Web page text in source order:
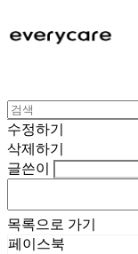
수정하기
삭제하기
글쓴이
목록으로 가기
페이스북